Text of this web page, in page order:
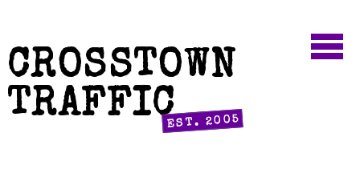
CROSSTOWN
TRAFFICEST. 2005